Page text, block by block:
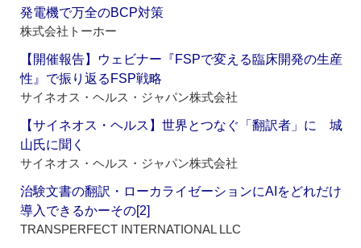
発電機で万全のBCP対策
株式会社トーホー
【開催報告】ウェビナー『FSPで変える臨床開発の生産
性』で振り返るFSP戦略
サイネオス・ヘルス・ジャパン株式会社
【サイネオス・ヘルス】世界とつなぐ「翻訳者」に 城
山氏に聞く
サイネオス・ヘルス・ジャパン株式会社
治験文書の翻訳・ローカライゼーションにAIをどれだけ
導入できるかーその[2]
TRANSPERFECT INTERNATIONAL LLC